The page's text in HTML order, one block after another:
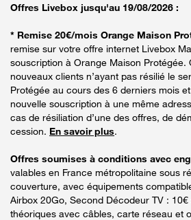
Offres Livebox jusqu'au 19/08/2026 :
* Remise 20€/mois Orange Maison
remise sur votre offre internet Livebox
souscription à Orange Maison Protégée.
nouveaux clients n’ayant pas résilié le
Protégée au cours des 6 derniers mois
nouvelle souscription à une même
cas de résiliation d’une des offres, de
cession. En savoir plus.
Offres soumises à conditions avec
valables en France métropolitaine sous
couverture, avec équipements
Airbox 20Go, Second Décodeur TV :
théoriques avec câbles, carte réseau et